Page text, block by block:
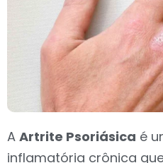
A Artrite Psoriásica é
inflamatória crônica